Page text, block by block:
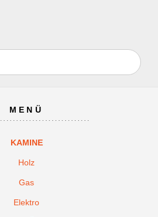
MENÜ
KAMINE
Holz
Gas
Elektro